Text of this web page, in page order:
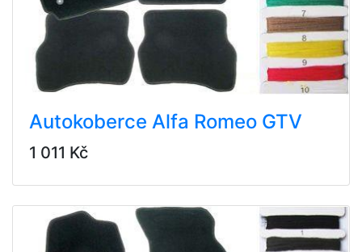
Autokoberce Alfa Romeo GTV
1 011 Kč